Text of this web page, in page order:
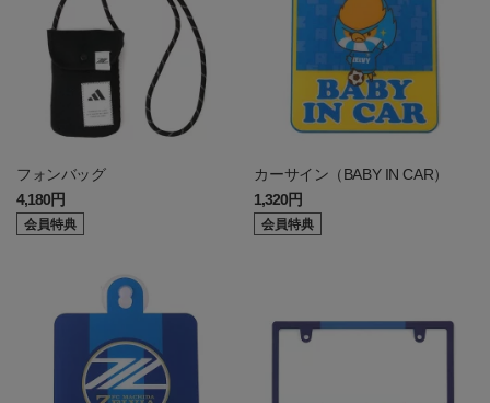
フォンバッグ
4,180円
会員特典
カーサイン（BABY IN CAR）
1,320円
会員特典